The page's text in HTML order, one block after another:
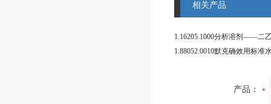
相关产品
1.16205.1000分析溶剂——二
产品：